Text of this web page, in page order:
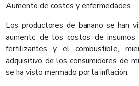
Aumento de costos y enfermedades
Los productores de banano se han
aumento de los costos de insumos
fertilizantes y el combustible,
adquisitivo de los consumidores de
se ha visto mermado por la inflación.